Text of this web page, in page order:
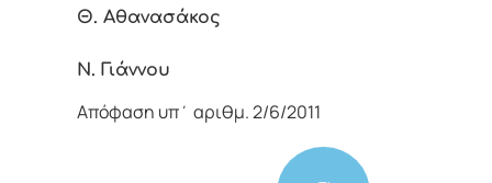
Θ. Αθανασάκος
Ν. Γιάννου
Απόφαση υπ΄ αριθμ. 2/6/2011